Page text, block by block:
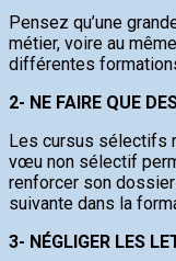
Pensez qu’une
métier, voire au
différentes
2- NE FAIRE QUE
Les cursus sélectifs
vœu non sélectif
renforcer son dossier
suivante dans la
3- NÉGLIGER LES